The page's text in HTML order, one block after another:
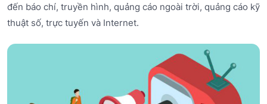
đến báo chí, truyền hình, quảng cáo ngoài trời, quảng cáo kỹ
thuật số, trực tuyến và Internet.